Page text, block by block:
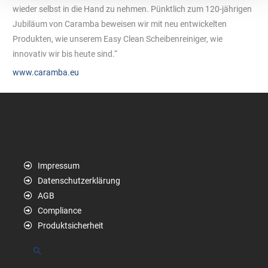
wieder selbst in die Hand zu nehmen. Pünktlich zum 120-jährigen
Jubiläum von Caramba beweisen wir mit neu entwickelten
Produkten, wie unserem Easy Clean Scheibenreiniger, wie
innovativ wir bis heute sind.“
www.caramba.eu
Impressum
Datenschutzerklärung
AGB
Compliance
Produktsicherheit
Suchen